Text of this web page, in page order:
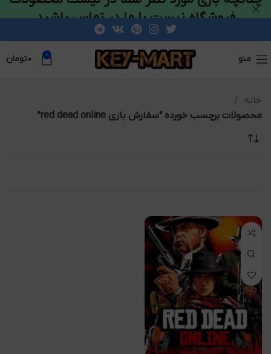
منو 0 ۰تومان
خانه
محصولات برچسب خورده “سفارش بازی red dead online”
فروشگاه نیست با ما در تماس باشید